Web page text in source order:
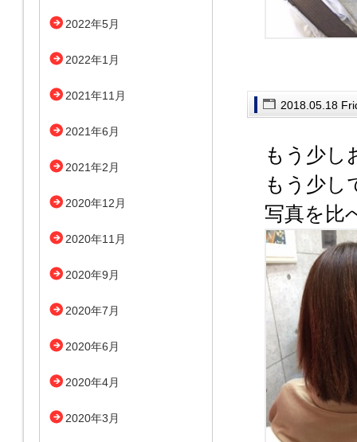
2018.05.18
もう少し
もう少し
写真を比
2022年5月
2022年1月
2021年11月
2021年6月
2021年2月
2020年12月
2020年11月
2020年9月
2020年7月
2020年6月
2020年4月
2020年3月